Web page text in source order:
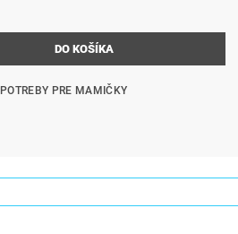
POTREBY PRE MAMIČKY